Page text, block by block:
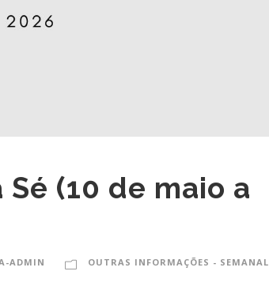
(10 de maio a
ADMIN OUTRAS INFORMAÇÕES - SEMANAL